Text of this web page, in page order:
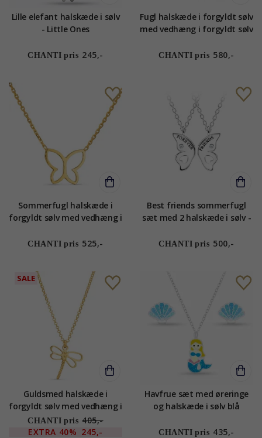
Lille elefant halskæde i sølv
- Little Ones
CHANTI pris 245,-
Fugl halskæde i forgyldt sølv
med vedhæng i forgyldt sølv
CHANTI pris 580,-
Sommerfugl halskæde i
forgyldt sølv med vedhæng i
CHANTI pris 525,-
Best friends sommerfugl
sæt med 2 halskæde i sølv -
CHANTI pris 500,-
SALE
Guldsmed halskæde i
forgyldt sølv med vedhæng i
forgyldt sølv
CHANTI pris 405,-
EXTRA 40% 245,-
Havfrue sæt med øreringe
og halskæde i sølv blå
emalje gul emalje pink
CHANTI pris 435,-